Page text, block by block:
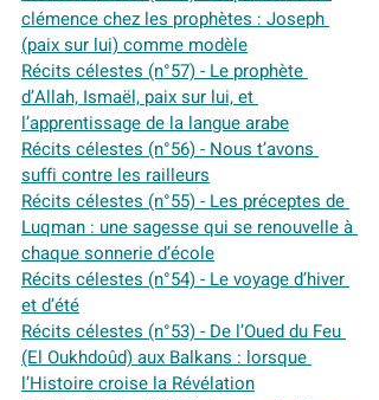
clémence chez les prophètes : Joseph
(paix sur lui) comme modèle
Récits célestes (n°57) - Le prophète
d’Allah, Ismaël, paix sur lui, et
l’apprentissage de la langue arabe
Récits célestes (n°56) - Nous t’avons
suffi contre les railleurs
Récits célestes (n°55) - Les préceptes de
Luqman : une sagesse qui se renouvelle à
chaque sonnerie d’école
Récits célestes (n°54) - Le voyage d’hiver
et d’été
Récits célestes (n°53) - De l’Oued du Feu
(El Oukhdoûd) aux Balkans : lorsque
l’Histoire croise la Révélation